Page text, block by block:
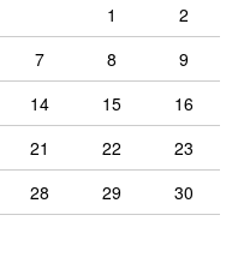
1
2
7 8
9
14 15
16
21 22
23
28 29
30